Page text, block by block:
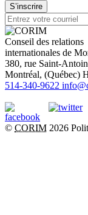
S’inscrire
Conseil des relations
internationales de
380, rue Saint-
Montréal, (Québec)
514-340-9622
© CORIM 2026